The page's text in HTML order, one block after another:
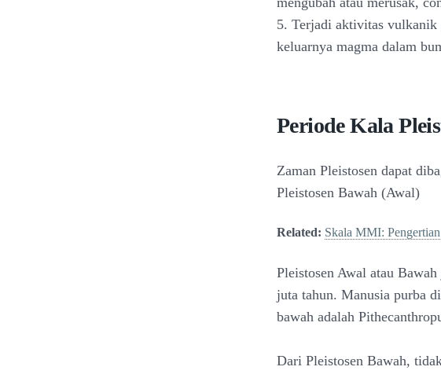
5. Terjadi aktivitas vulkanik
keluarnya magma dalam
Periode Kala
Zaman Pleistosen dapat
Pleistosen Bawah (Awal)
Related: Skala MMI:
Pleistosen Awal atau
juta tahun. Manusia purba
bawah adalah
Dari Pleistosen Bawah,